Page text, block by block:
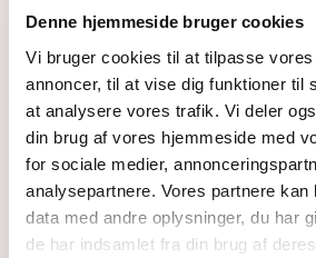
Denne hjemmeside bruger cookies
Vi bruger cookies til at tilpasse vores
annoncer, til at vise dig funktioner til
at analysere vores trafik. Vi deler
din brug af vores hjemmeside med
for sociale medier,
analysepartnere. Vores partnere kan
data med andre oplysninger, du har
de har indsamlet fra din brug af
Velkommen
Mangler du overskud til at skabe
familie?
Jeg hjælper dig til at slippe for kemi
samvittighed.
Lad mig inspirere dig til at få tid til
familien og give dit barn æblekinder